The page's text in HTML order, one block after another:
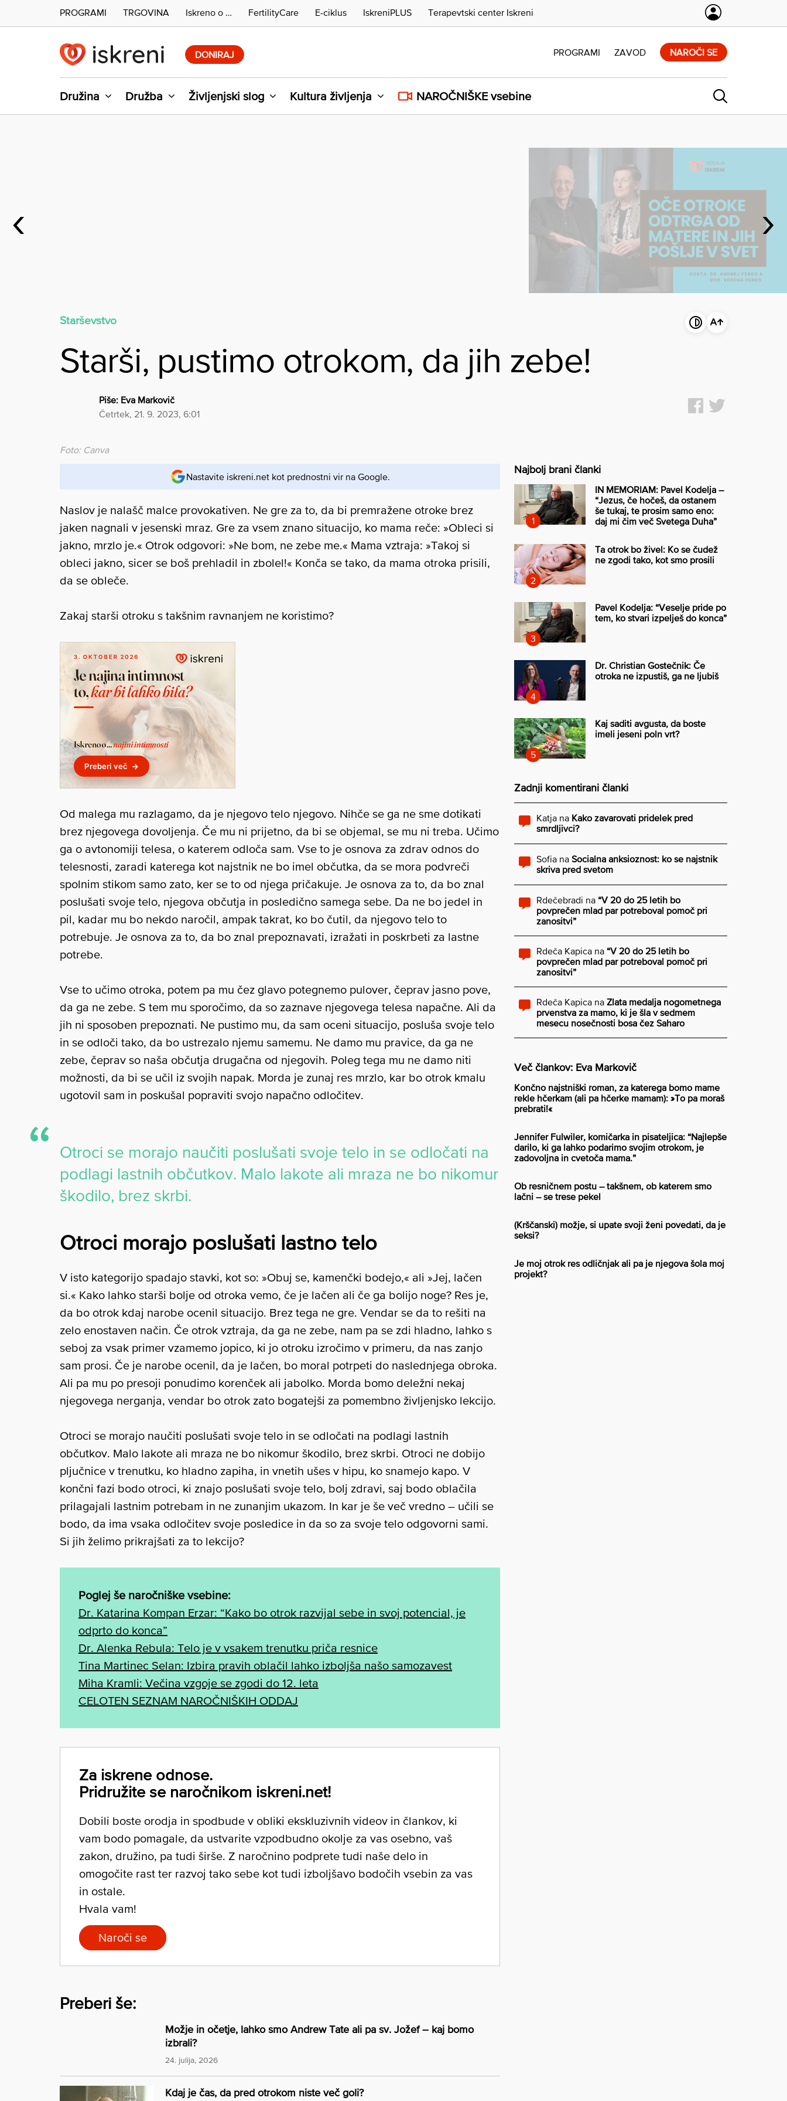
DONIRAJ
Družina Družba Življenjski slog Kultura življenja NAROČNIŠKE vsebine
PROGRAMI ZAVOD NAROČI SE
PROGRAMI TRGOVINA Iskreno o … FertilityCare E-ciklus IskreniPLUS Terapevtski center Iskreni
‹ ›
Starševstvo
Starši, pustimo otrokom, da jih zebe!
Piše: Eva Markovič
četrtek, 21. 9. 2023, 6:01
Foto: Canva
Nastavite iskreni.net kot prednostni vir na Google.
Naslov je nalašč malce provokativen. Ne gre za to, da bi premražene otroke brez
jaken nagnali v jesenski mraz. Gre za vsem znano situacijo, ko mama reče: »Obleci si
jakno, mrzlo je.« Otrok odgovori: »Ne bom, ne zebe me.« Mama vztraja: »Takoj si
obleci jakno, sicer se boš prehladil in zbolel!« Konča se tako, da mama otroka prisili,
da se obleče.
Zakaj starši otroku s takšnim ravnanjem ne koristimo?
Od malega mu razlagamo, da je njegovo telo njegovo. Nihče se ga ne sme dotikati
brez njegovega dovoljenja. Če mu ni prijetno, da bi se objemal, se mu ni treba. Učimo
ga o avtonomiji telesa, o katerem odloča sam. Vse to je osnova za zdrav odnos do
telesnosti, zaradi katerega kot najstnik ne bo imel občutka, da se mora podvreči
spolnim stikom samo zato, ker se to od njega pričakuje. Je osnova za to, da bo znal
poslušati svoje telo, njegova občutja in posledično samega sebe. Da ne bo jedel in
pil, kadar mu bo nekdo naročil, ampak takrat, ko bo čutil, da njegovo telo to
potrebuje. Je osnova za to, da bo znal prepoznavati, izražati in poskrbeti za lastne
potrebe.
Vse to učimo otroka, potem pa mu čez glavo potegnemo pulover, čeprav jasno pove,
da ga ne zebe. S tem mu sporočimo, da so zaznave njegovega telesa napačne. Ali da
jih ni sposoben prepoznati. Ne pustimo mu, da sam oceni situacijo, posluša svoje telo
in se odloči tako, da bo ustrezalo njemu samemu. Ne damo mu pravice, da ga ne
zebe, čeprav so naša občutja drugačna od njegovih. Poleg tega mu ne damo niti
možnosti, da bi se učil iz svojih napak. Morda je zunaj res mrzlo, kar bo otrok kmalu
ugotovil sam in poskušal popraviti svojo napačno odločitev.
Otroci se morajo naučiti poslušati svoje telo in se odločati na
podlagi lastnih občutkov. Malo lakote ali mraza ne bo nikomur
škodilo, brez skrbi.
Otroci morajo poslušati lastno telo
V isto kategorijo spadajo stavki, kot so: »Obuj se, kamenčki bodejo,« ali »Jej, lačen
si.« Kako lahko starši bolje od otroka vemo, če je lačen ali če ga bolijo noge? Res je,
da bo otrok kdaj narobe ocenil situacijo. Brez tega ne gre. Vendar se da to rešiti na
zelo enostaven način. Če otrok vztraja, da ga ne zebe, nam pa se zdi hladno, lahko s
seboj za vsak primer vzamemo jopico, ki jo otroku izročimo v primeru, da nas zanjo
sam prosi. Če je narobe ocenil, da je lačen, bo moral potrpeti do naslednjega obroka.
Ali pa mu po presoji ponudimo korenček ali jabolko. Morda bomo deležni nekaj
njegovega nerganja, vendar bo otrok zato bogatejši za pomembno življenjsko lekcijo.
Otroci se morajo naučiti poslušati svoje telo in se odločati na podlagi lastnih
občutkov. Malo lakote ali mraza ne bo nikomur škodilo, brez skrbi. Otroci ne dobijo
pljučnice v trenutku, ko hladno zapiha, in vnetih ušes v hipu, ko snamejo kapo. V
končni fazi bodo otroci, ki znajo poslušati svoje telo, bolj zdravi, saj bodo oblačila
prilagajali lastnim potrebam in ne zunanjim ukazom. In kar je še več vredno – učili se
bodo, da ima vsaka odločitev svoje posledice in da so za svoje telo odgovorni sami.
Si jih želimo prikrajšati za to lekcijo?
Poglej še naročniške vsebine:
Dr. Katarina Kompan Erzar: “Kako bo otrok razvijal sebe in svoj potencial, je
odprto do konca”
Dr. Alenka Rebula: Telo je v vsakem trenutku priča resnice
Tina Martinec Selan: Izbira pravih oblačil lahko izboljša našo samozavest
Miha Kramli: Večina vzgoje se zgodi do 12. leta
CELOTEN SEZNAM NAROČNIŠKIH ODDAJ
Za iskrene odnose.
Pridružite se naročnikom iskreni.net!
Dobili boste orodja in spodbude v obliki ekskluzivnih videov in člankov, ki
vam bodo pomagale, da ustvarite vzpodbudno okolje za vas osebno, vaš
zakon, družino, pa tudi širše. Z naročnino podprete tudi naše delo in
omogočite rast ter razvoj tako sebe kot tudi izboljšavo bodočih vsebin za vas
in ostale.
Hvala vam!
Naroči se
Preberi še:
Možje in očetje, lahko smo Andrew Tate ali pa sv. Jožef – kaj bomo
izbrali?
24. julija, 2026
Kdaj je čas, da pred otrokom niste več goli?
Najbolj brani članki
IN MEMORIAM: Pavel Kodelja –
“Jezus, če hočeš, da ostanem
še tukaj, te prosim samo eno:
daj mi čim več Svetega Duha”
Ta otrok bo živel: Ko se čudež
ne zgodi tako, kot smo prosili
Pavel Kodelja: “Veselje pride po
tem, ko stvari izpelješ do konca”
Dr. Christian Gostečnik: Če
otroka ne izpustiš, ga ne ljubiš
Kaj saditi avgusta, da boste
imeli jeseni poln vrt?
Zadnji komentirani članki
Katja na Kako zavarovati pridelek pred
smrdljivci?
Sofia na Socialna anksioznost: ko se najstnik
skriva pred svetom
Rdečebradi na “V 20 do 25 letih bo
povprečen mlad par potreboval pomoč pri
zanositvi”
Rdeča Kapica na “V 20 do 25 letih bo
povprečen mlad par potreboval pomoč pri
zanositvi”
Rdeča Kapica na Zlata medalja nogometnega
prvenstva za mamo, ki je šla v sedmem
mesecu nosečnosti bosa čez Saharo
Več člankov: Eva Markovič
Končno najstniški roman, za katerega bomo mame
rekle hčerkam (ali pa hčerke mamam): »To pa moraš
prebrati!«
Jennifer Fulwiler, komičarka in pisateljica: “Najlepše
darilo, ki ga lahko podarimo svojim otrokom, je
zadovoljna in cvetoča mama.”
Ob resničnem postu – takšnem, ob katerem smo
lačni – se trese pekel
(Krščanski) možje, si upate svoji ženi povedati, da je
seksi?
Je moj otrok res odličnjak ali pa je njegova šola moj
projekt?